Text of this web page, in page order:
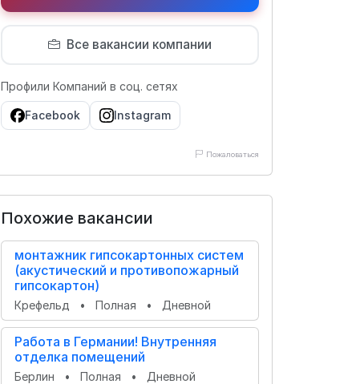
Все вакансии компании
Профили Компаний в соц. сетях
Facebook Instagram
Пожаловаться
Похожие вакансии
монтажник гипсокартонных систем
(акустический и противопожарный
гипсокартон)
Крефельд • Полная • Дневной
Работа в Германии! Внутренняя
отделка помещений
Берлин • Полная • Дневной